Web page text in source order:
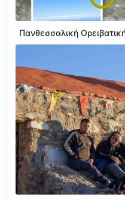
Πανθεσσαλική